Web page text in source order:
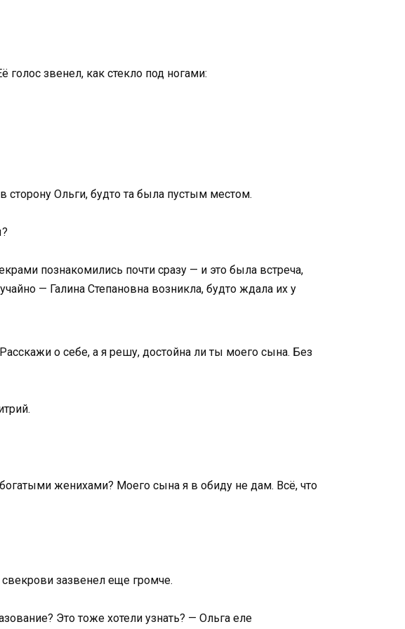
голос звенел, как стекло под ногами:
сторону Ольги, будто та была пустым местом.
познакомились почти сразу — и это была встреча,
— Галина Степановна возникла, будто ждала их у
о себе, а я решу, достойна ли ты моего сына. Без
женихами? Моего сына я в обиду не дам. Всё, что
зазвенел еще громче.
Это тоже хотели узнать? — Ольга еле